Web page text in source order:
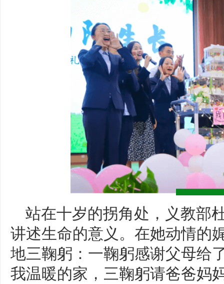
站在十岁的拐角处，义教部
讲述生命的意义。在她动情的
地三鞠躬：一鞠躬感谢父母给
我温暖的家，三鞠躬请爸爸